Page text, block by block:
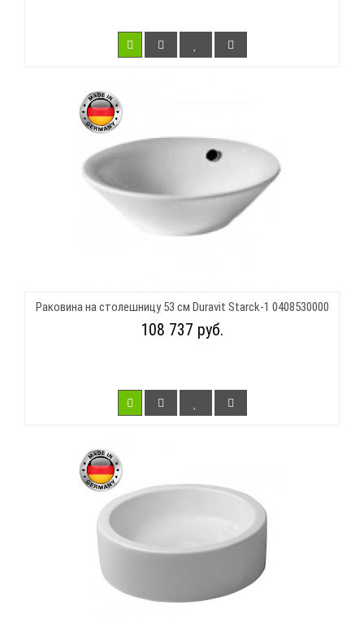
Раковина на столешницу 53 см Duravit Starck-1 0408530000
108 737 руб.